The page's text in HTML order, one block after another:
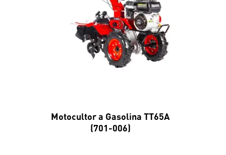
Motocultor a Gasolina TT65A
(701-006)